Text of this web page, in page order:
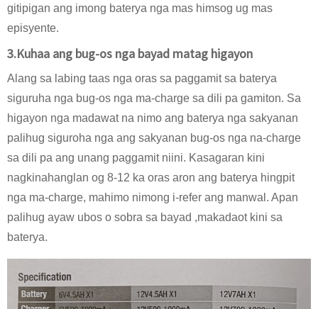
gitipigan ang imong baterya nga mas himsog ug mas
episyente.
3.Kuhaa ang bug-os nga bayad matag higayon
Alang sa labing taas nga oras sa paggamit sa baterya
siguruha nga bug-os nga ma-charge sa dili pa gamiton. Sa
higayon nga madawat na nimo ang baterya nga sakyanan
palihug siguroha nga ang sakyanan bug-os nga na-charge
sa dili pa ang unang paggamit niini. Kasagaran kini
nagkinahanglan og 8-12 ka oras aron ang baterya hingpit
nga ma-charge, mahimo nimong i-refer ang manwal. Apan
palihug ayaw ubos o sobra sa bayad ,makadaot kini sa
baterya.